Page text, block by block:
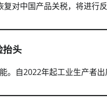
对中国产品关税，将进行
抬头
。自2022年起工业生产者